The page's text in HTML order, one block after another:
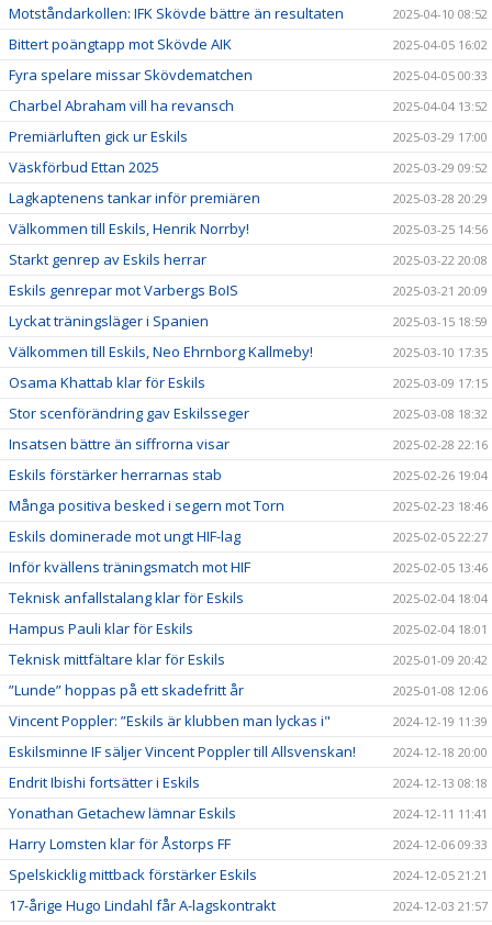
Motståndarkollen: IFK Skövde bättre än resultaten 2025-04-10 08:52
Bittert poängtapp mot Skövde AIK 2025-04-05 16:02
Fyra spelare missar Skövdematchen 2025-04-05 00:33
Charbel Abraham vill ha revansch 2025-04-04 13:52
Premiärluften gick ur Eskils 2025-03-29 17:00
Väskförbud Ettan 2025 2025-03-29 09:52
Lagkaptenens tankar inför premiären 2025-03-28 20:29
Välkommen till Eskils, Henrik Norrby! 2025-03-25 14:56
Starkt genrep av Eskils herrar 2025-03-22 20:08
Eskils genrepar mot Varbergs BoIS 2025-03-21 20:09
Lyckat träningsläger i Spanien 2025-03-15 18:59
Välkommen till Eskils, Neo Ehrnborg Kallmeby! 2025-03-10 17:35
Osama Khattab klar för Eskils 2025-03-09 17:15
Stor scenförändring gav Eskilsseger 2025-03-08 18:32
Insatsen bättre än siffrorna visar 2025-02-28 22:16
Eskils förstärker herrarnas stab 2025-02-26 19:04
Många positiva besked i segern mot Torn 2025-02-23 18:46
Eskils dominerade mot ungt HIF-lag 2025-02-05 22:27
Inför kvällens träningsmatch mot HIF 2025-02-05 13:46
Teknisk anfallstalang klar för Eskils 2025-02-04 18:04
Hampus Pauli klar för Eskils 2025-02-04 18:01
Teknisk mittfältare klar för Eskils 2025-01-09 20:42
”Lunde” hoppas på ett skadefritt år 2025-01-08 12:06
Vincent Poppler: ”Eskils är klubben man lyckas i" 2024-12-19 11:39
Eskilsminne IF säljer Vincent Poppler till Allsvenskan! 2024-12-18 20:00
Endrit Ibishi fortsätter i Eskils 2024-12-13 08:18
Yonathan Getachew lämnar Eskils 2024-12-11 11:41
Harry Lomsten klar för Åstorps FF 2024-12-06 09:33
Spelskicklig mittback förstärker Eskils 2024-12-05 21:21
17-årige Hugo Lindahl får A-lagskontrakt 2024-12-03 21:57